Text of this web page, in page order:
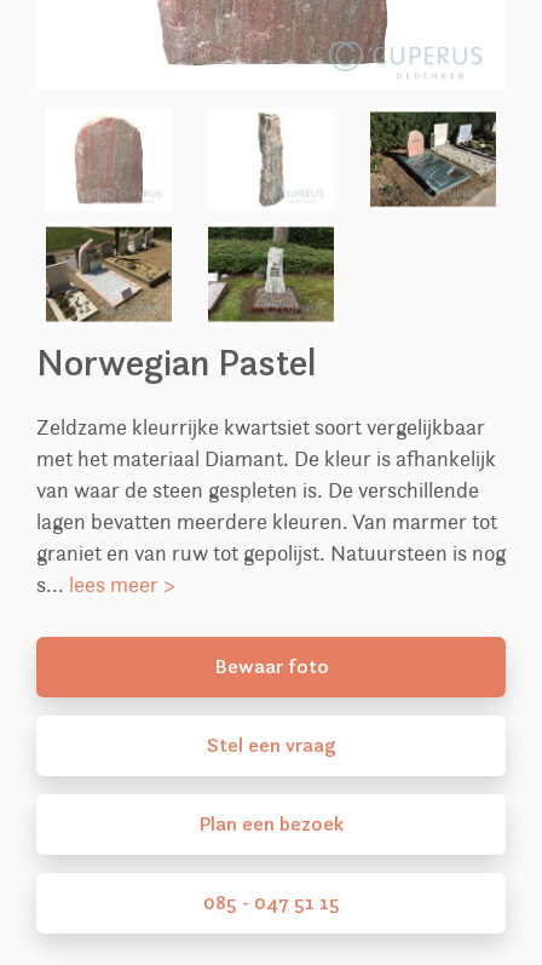
Norwegian Pastel
Zeldzame kleurrijke kwartsiet soort vergelijkbaar
met het materiaal Diamant. De kleur is afhankelijk
van waar de steen gespleten is. De verschillende
lagen bevatten meerdere kleuren. Van marmer tot
graniet en van ruw tot gepolijst. Natuursteen is nog
s... lees meer >
Bewaar foto
Stel een vraag
Plan een bezoek
085 - 047 51 15